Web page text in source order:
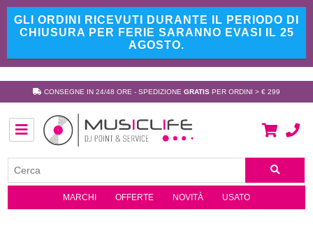
GLI ORDINI RICEVUTI DURANTE IL PERIODO DI
CHIUSURA PER FERIE SARANNO EVASI IL 25
AGOSTO.
CONSEGNE IN 24/48 ORE - SPEDIZIONE GRATIS PER ORDINI > € 299
MARCHI OFFERTE NOVITÀ USATO